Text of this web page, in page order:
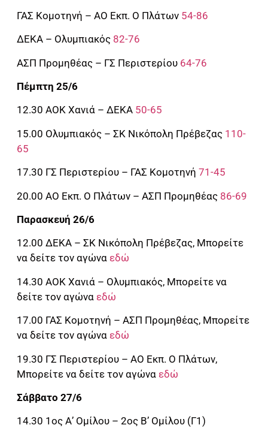
ΓΑΣ Κομοτηνή – ΑΟ Εκπ. Ο Πλάτων 54-86
ΔΕΚΑ – Ολυμπιακός 82-76
ΑΣΠ Προμηθέας – ΓΣ Περιστερίου 64-76
Πέμπτη 25/6
12.30 ΑΟΚ Χανιά – ΔΕΚΑ 50-65
15.00 Ολυμπιακός – ΣΚ Νικόπολη Πρέβεζας 110-
65
17.30 ΓΣ Περιστερίου – ΓΑΣ Κομοτηνή 71-45
20.00 ΑΟ Εκπ. Ο Πλάτων – ΑΣΠ Προμηθέας 86-69
Παρασκευή 26/6
12.00 ΔΕΚΑ – ΣΚ Νικόπολη Πρέβεζας, Μπορείτε
να δείτε τον αγώνα εδώ
14.30 ΑΟΚ Χανιά – Ολυμπιακός, Μπορείτε να
δείτε τον αγώνα εδώ
17.00 ΓΑΣ Κομοτηνή – ΑΣΠ Προμηθέας, Μπορείτε
να δείτε τον αγώνα εδώ
19.30 ΓΣ Περιστερίου – ΑΟ Εκπ. Ο Πλάτων,
Μπορείτε να δείτε τον αγώνα εδώ
Σάββατο 27/6
14.30 1ος Α’ Ομίλου – 2ος Β’ Ομίλου (Γ1)